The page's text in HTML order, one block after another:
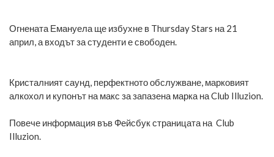
Огнената Емануела ще избухне в Thursday Stars на 21
април, а входът за студенти е свободен.
Кристалният саунд, перфектното обслужване, марковият
алкохол и купонът на макс за запазена марка на Club Illuzion.
Повече информация във Фейсбук страницата на Club
Illuzion.